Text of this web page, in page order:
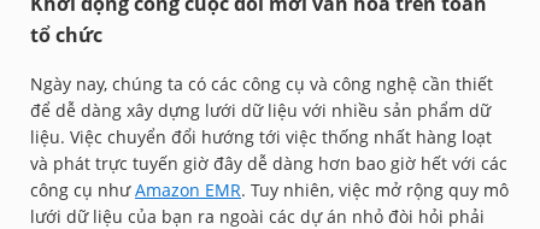
tổ chức
Ngày nay, chúng ta có các công cụ và công nghệ cần thiết
để dễ dàng xây dựng lưới dữ liệu với nhiều sản phẩm dữ
liệu. Việc chuyển đổi hướng tới việc thống nhất hàng loạt
và phát trực tuyến giờ đây dễ dàng hơn bao giờ hết với các
công cụ nhưAmazon EMR. Tuy nhiên, việc mở rộng quy mô
lưới dữ liệu của bạn ra ngoài các dự án nhỏ đòi hỏi phải